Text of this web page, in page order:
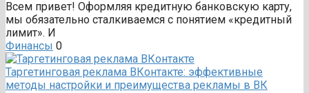
Всем привет! Оформляя кредитную банковскую карту,
мы обязательно сталкиваемся с понятием «кредитный
лимит». И
Финансы 0
Таргетинговая реклама ВКонтакте: эффективные
методы настройки и преимущества рекламы в ВК